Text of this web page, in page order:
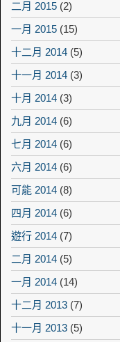
二月 2015 (2)
一月 2015 (15)
十二月 2014 (5)
十一月 2014 (3)
十月 2014 (3)
九月 2014 (6)
七月 2014 (6)
六月 2014 (6)
可能 2014 (8)
四月 2014 (6)
遊行 2014 (7)
二月 2014 (5)
一月 2014 (14)
十二月 2013 (7)
十一月 2013 (5)